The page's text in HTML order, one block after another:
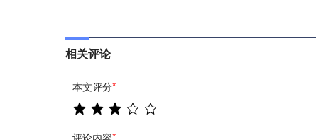
相关评论
本文评分*
评论内容*